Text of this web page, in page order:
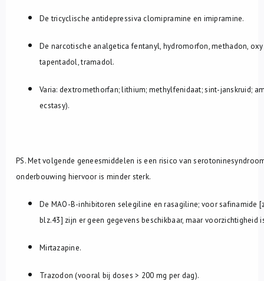
De tricyclische antidepressiva clomipramine en imipramine.
De narcotische analgetica fentanyl, hydromorfon, methadon,
tapentadol, tramadol.
Varia: dextromethorfan; lithium; methylfenidaat; sint-janskruid;
ecstasy).
PS. Met volgende geneesmiddelen is een risico van
onderbouwing hiervoor is minder sterk.
De MAO-B-inhibitoren selegiline en rasagiline; voor safinamide
blz.43] zijn er geen gegevens beschikbaar, maar voorzichtigheid
Mirtazapine.
Trazodon (vooral bij doses > 200 mg per dag).